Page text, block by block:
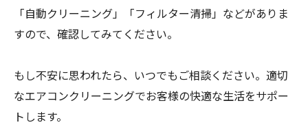
「自動クリーニング」「フィルター清掃」などがありま
すので、確認してみてください。
もし不安に思われたら、いつでもご相談ください。適切
なエアコンクリーニングでお客様の快適な生活をサポー
トします。